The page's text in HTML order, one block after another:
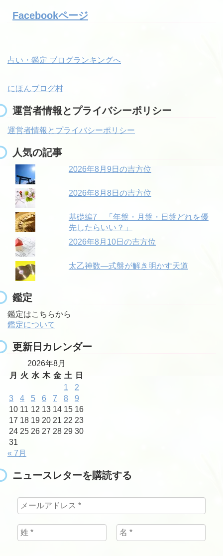
Facebookページ
占い・鑑定 ブログランキングへ
にほんブログ村
運営者情報とプライバシーポリシー
運営者情報とプライバシーポリシー
人気の記事
2026年8月9日の吉方位
2026年8月8日の吉方位
基礎編7 「年盤・月盤・日盤どれを優
先したらいい？」
2026年8月10日の吉方位
太乙神数―式盤が解き明かす天道
鑑定
鑑定はこちらから
鑑定について
更新日カレンダー
2026年8月
月
火 水 木 金 土
日
1
2
3
4 5 6 7 8
9
10 11 12 13 14 15 16
17 18 19 20 21 22 23
24 25 26 27 28 29 30
31
« 7月
ニュースレターを購読する